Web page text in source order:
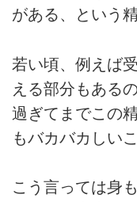
がある、という
若い頃、例えば
える部分もある
過ぎてまでこの
もバカバカしい
こう言っては身